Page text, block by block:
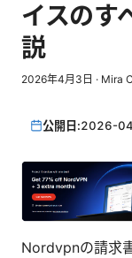
イスのす
説
2026年4月3日 · Mira
公開日:2026-
Nordvpnの請求